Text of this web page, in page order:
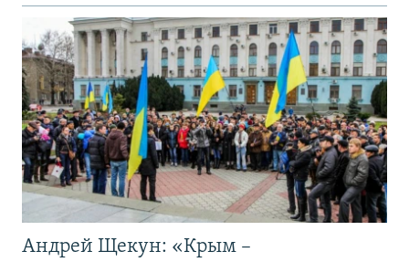
Андрей Щекун: «Крым –